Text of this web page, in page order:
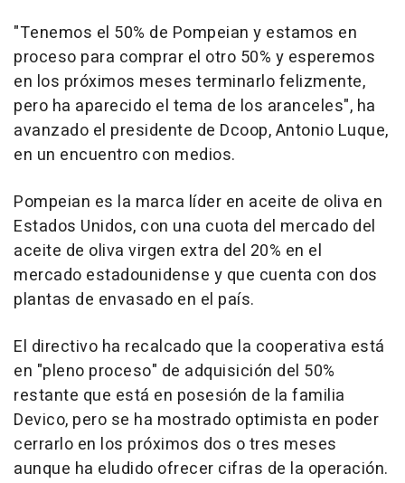
"Tenemos el 50% de Pompeian y estamos en
proceso para comprar el otro 50% y esperemos
en los próximos meses terminarlo felizmente,
pero ha aparecido el tema de los aranceles", ha
avanzado el presidente de Dcoop, Antonio Luque,
en un encuentro con medios.
Pompeian es la marca líder en aceite de oliva en
Estados Unidos, con una cuota del mercado del
aceite de oliva virgen extra del 20% en el
mercado estadounidense y que cuenta con dos
plantas de envasado en el país.
El directivo ha recalcado que la cooperativa está
en "pleno proceso" de adquisición del 50%
restante que está en posesión de la familia
Devico, pero se ha mostrado optimista en poder
cerrarlo en los próximos dos o tres meses
aunque ha eludido ofrecer cifras de la operación.